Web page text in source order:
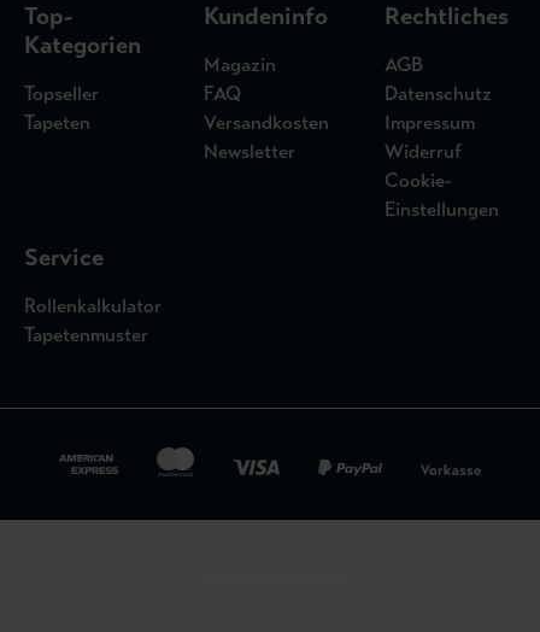
Top-
Kategorien
Topseller
Tapeten
Kundeninfo
Magazin
FAQ
Versandkosten
Newsletter
Rechtliches
AGB
Datenschutz
Impressum
Widerruf
Cookie-
Einstellungen
Service
Rollenkalkulator
Tapetenmuster